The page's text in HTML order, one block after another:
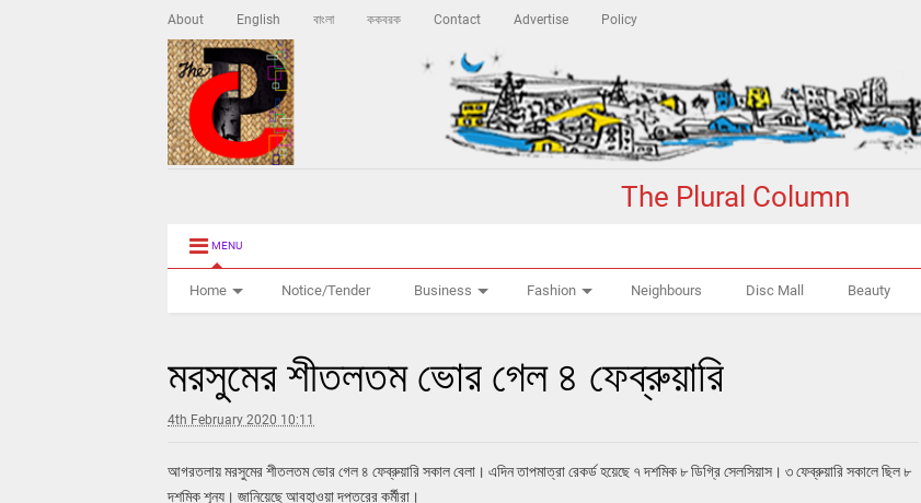
About English বাংলা ককবরক Contact Advertise Policy
The Plural Column
MENU
Home Notice/Tender Business Fashion Neighbours Disc Mall Beauty
মরসুমের শীতলতম ভোর গেল ৪ ফেব্রুয়ারি
4th February 2020 10:11
আগরতলায় মরসুমের শীতলতম ভোর গেল ৪ ফেব্রুয়ারি সকাল বেলা। এদিন তাপমাত্রা রেকর্ড হয়েছে ৭ দশমিক ৮ ডিগ্রি সেলসিয়াস। ৩ ফেব্রুয়ারি সকালে ছিল ৮
দশমিক শূন্য। জানিয়েছে আবহাওয়া দপ্তরের কর্মীরা।